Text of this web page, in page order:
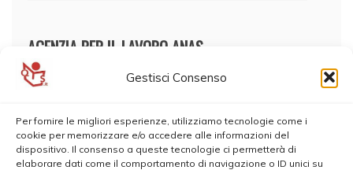
Gestisci Consenso
Per fornire le migliori esperienze, utilizziamo tecnologie come i
cookie per memorizzare e/o accedere alle informazioni del
dispositivo. Il consenso a queste tecnologie ci permetterà di
elaborare dati come il comportamento di navigazione o ID unici su
AGENZIA PER IL LAVORO ANAS